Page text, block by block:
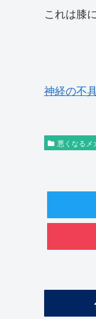
これは膝
神経の不
悪くなるメ